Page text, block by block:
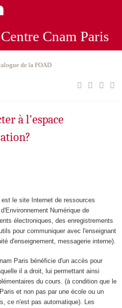
Centre Cnam Paris
de la FOAD
à l'espace
est le site Internet de ressources
Numérique de
électroniques, des enregistrements
pour communiquer avec l'enseignant
d'enseignement, messagerie interne).
Paris bénéficie d'un accès pour
il a droit, lui permettant ainsi
du cours. (à condition que le
et non pas par une école ou un
ce n'est pas automatique). Les